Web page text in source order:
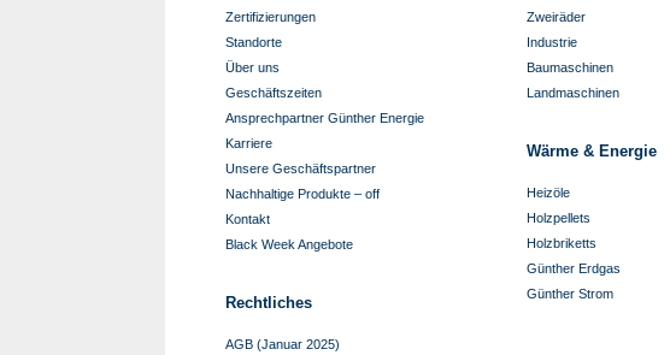
Zertifizierungen
Standorte
Über uns
Geschäftszeiten
Ansprechpartner Günther Energie
Karriere
Unsere Geschäftspartner
Nachhaltige Produkte – off
Kontakt
Black Week Angebote
Rechtliches
AGB (Januar 2025)
Zweiräder
Industrie
Baumaschinen
Landmaschinen
Wärme & Energie
Heizöle
Holzpellets
Holzbriketts
Günther Erdgas
Günther Strom